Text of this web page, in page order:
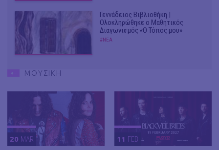
Γεννάδειος Βιβλιοθήκη |
Ολοκληρώθηκε ο Μαθητικός
Διαγωνισμός «Ο Τόπος μου»
#ΝΕΑ
ΜΟΥΣΙΚΗ
20 MAR 11 FEB